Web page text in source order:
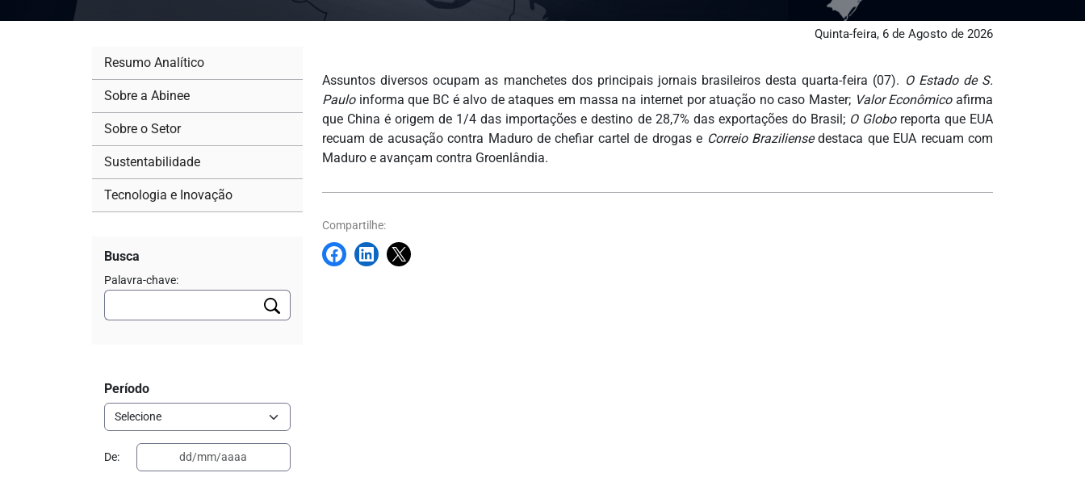
Quinta-feira, 6 de Agosto de 2026
Assuntos diversos ocupam as manchetes dos principais jornais brasileiros desta quarta-feira (07). O Estado de S.
Pauloinforma que BC é alvo de ataques em massa na internet por atuação no caso Master; Valor Econômicoafirma
que China é origem de 1/4 das importações e destino de 28,7% das exportações do Brasil; O Globoreporta que EUA
recuam de acusação contra Maduro de chefiar cartel de drogas e Correio Braziliensedestaca que EUA recuam com
Maduro e avançam contra Groenlândia.
Compartilhe:
Resumo Analítico
Sobre a Abinee
Sobre o Setor
Sustentabilidade
Tecnologia e Inovação
Busca
Palavra-chave:
Período
De: